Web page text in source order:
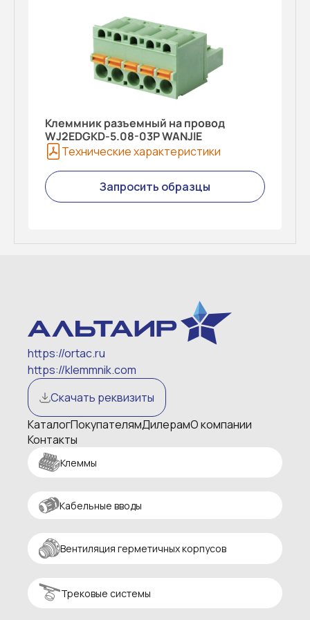
Клеммник разъемный на провод
WJ2EDGKD-5.08-03P WANJIE
Технические характеристики
Запросить образцы
https://ortac.ru
https://klemmnik.com
Скачать реквизиты
КаталогПокупателямДилерамО компании
Контакты
Клеммы
Кабельные вводы
Вентиляция герметичных корпусов
Трековые системы